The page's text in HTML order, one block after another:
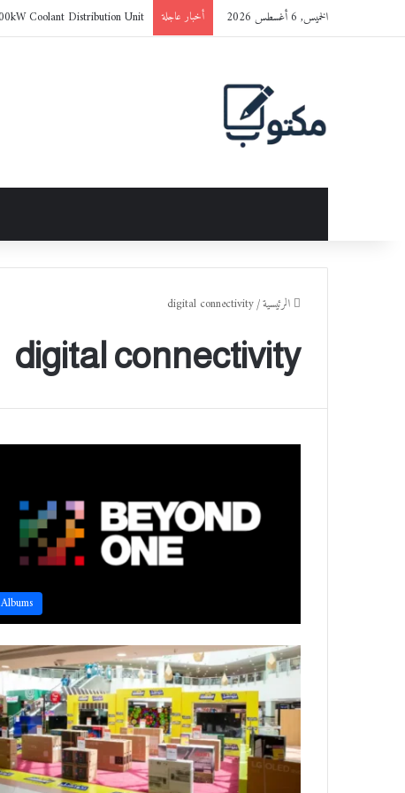
الخميس, 6 أغسطس 2026 أخبار عاجلة Coolant Distribution Unit
الرئيسية/
digital connectivity
digital connectivity
Albums